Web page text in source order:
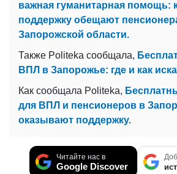
важная гуманитарная помощь:
поддержку обещают
Запорожской области.
Также Politeka сообщала,
ВПЛ в Запорожье: где и как
Как сообщала Politeka,
для ВПЛ и пенсионеров в
оказывают поддержку.
Читайте нас в
Google Discover